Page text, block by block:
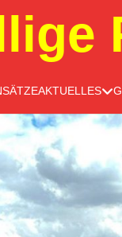
AKTUELLES